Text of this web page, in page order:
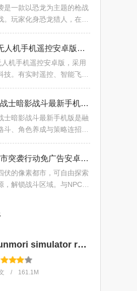
是一款以恐龙为主题的枪战
。玩家化身恐龙猎人，在开
武器，可第一人称参与，还
情与玩法，体验
drone无人机手机遥控安卓版手机版v2.0.7 免费版
机手机遥控安卓版，采用
技。有实时遥控、智能飞行
点。能精准定位、多设备连
供教程。满足基本
火柴人战士暗影战斗最新手机版v4.1 安卓版
士暗影战斗最新手机版是融
斗、角色养成与策略连招的
打击感强。有多样角色、丰
BOSS，可升级提
像素城市突袭行动免广告安卓版手机版v201 手机版
伏的像素都市，可自由探索
，解锁战斗区域。与NPC互
，磨练技能，武装自
sunmori simulator race indo下载汉化最新版本v1.2最新版
/ 161.1M